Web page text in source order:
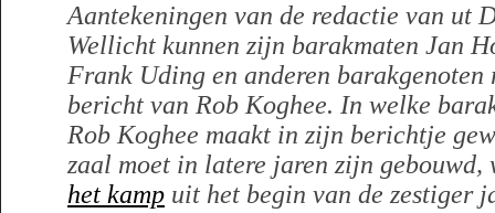
Aantekeningen van de redactie van ut
Wellicht kunnen zijn barakmaten Jan
Frank Uding en anderen
bericht van Rob Koghee. In welke
Rob Koghee maakt in zijn berichtje
zaal moet in latere jaren zijn gebouwd,
het kamp uit het begin van de zestiger